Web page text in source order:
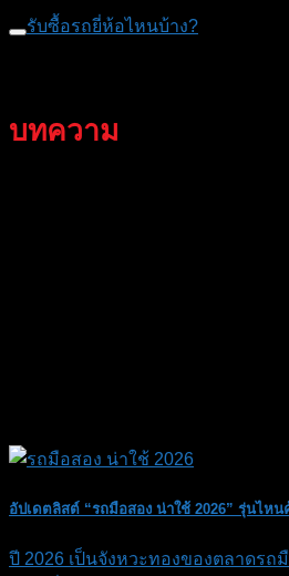
รับซื้อรถยี่ห้อไหนบ้าง?
บทความ
อัปเดตลิสต์ “รถมือสอง น่าใช้ 2026” รุ่นไห
ปี 2026 เป็นจังหวะทองของตลาดรถ